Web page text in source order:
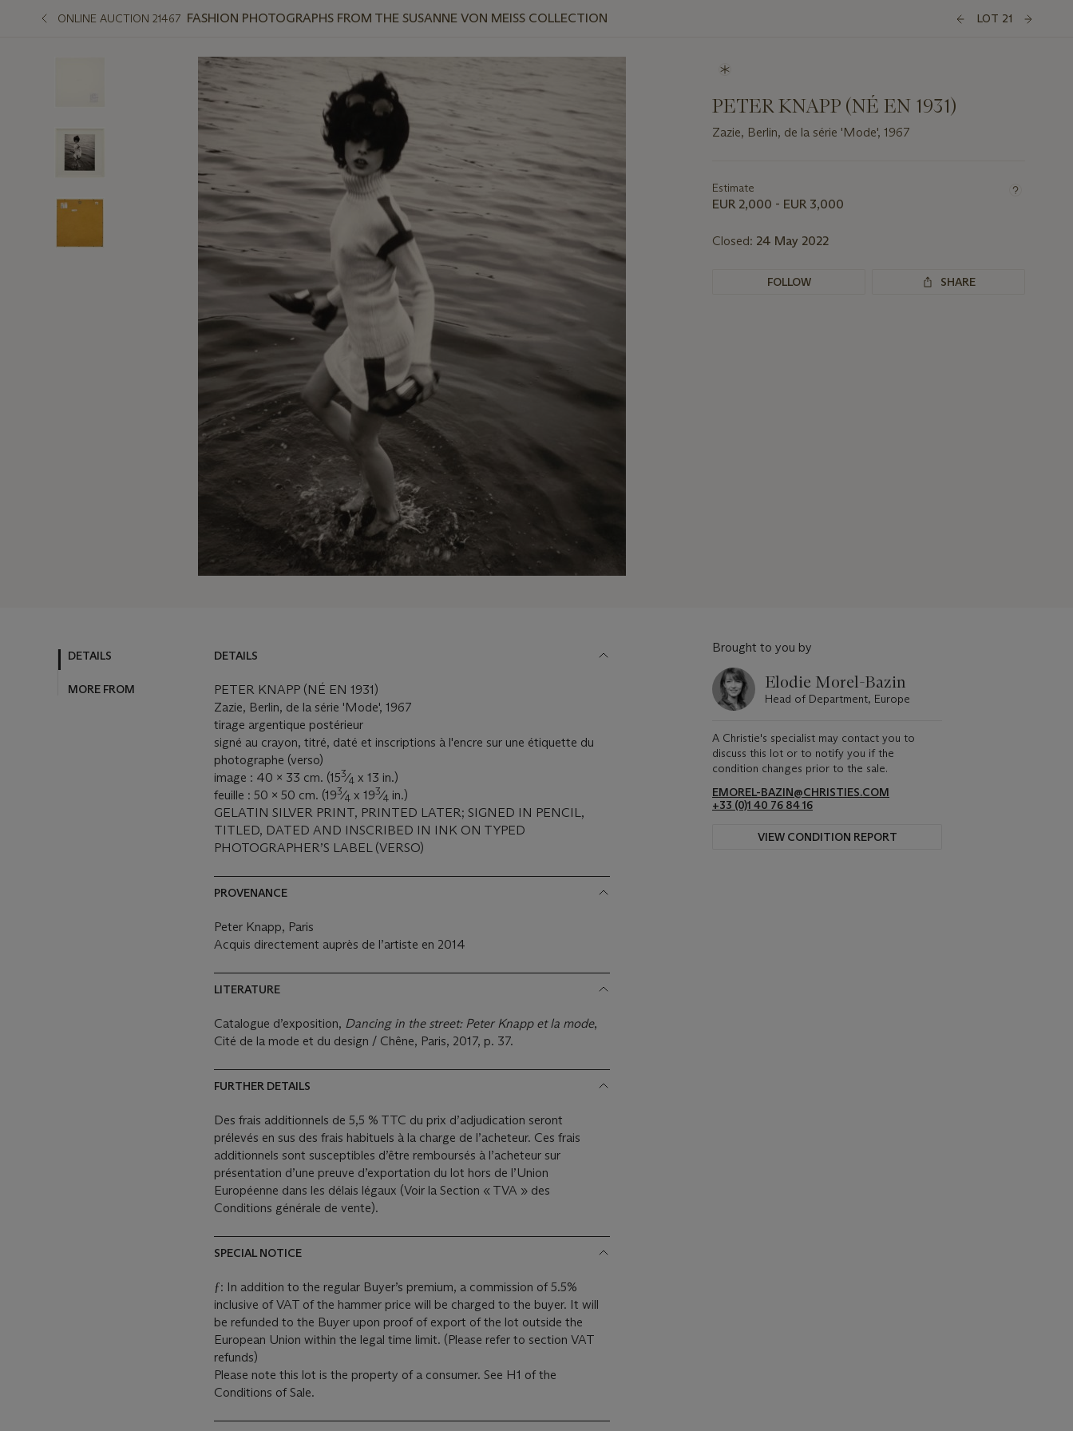
ONLINE AUCTION 21467 FASHION PHOTOGRAPHS FROM THE SUSANNE VON MEISS COLLECTION LOT 21
PETER KNAPP (NÉ EN 1931)
Zazie, Berlin, de la série 'Mode', 1967
about
this
Estimate
EUR 2,000 - EUR 3,000
Closed: 24 May 2022
FOLLOW SHARE
DETAILS
MORE FROM
DETAILS
PETER KNAPP (NÉ EN 1931)
Zazie, Berlin, de la série 'Mode', 1967
tirage argentique postérieur
signé au crayon, titré, daté et inscriptions à l'encre sur une étiquette du
photographe (verso)
image : 40 x 33 cm. (153⁄4 x 13 in.)
feuille : 50 x 50 cm. (193⁄4 x 193⁄4 in.)
GELATIN SILVER PRINT, PRINTED LATER; SIGNED IN PENCIL,
TITLED, DATED AND INSCRIBED IN INK ON TYPED
PHOTOGRAPHER’S LABEL (VERSO)
PROVENANCE
Peter Knapp, Paris
Acquis directement auprès de l’artiste en 2014
LITERATURE
Catalogue d’exposition, Dancing in the street: Peter Knapp et la mode,
Cité de la mode et du design / Chêne, Paris, 2017, p. 37.
FURTHER DETAILS
Des frais additionnels de 5,5 % TTC du prix d’adjudication seront
prélevés en sus des frais habituels à la charge de l’acheteur. Ces frais
additionnels sont susceptibles d’être remboursés à l’acheteur sur
présentation d’une preuve d’exportation du lot hors de l’Union
Européenne dans les délais légaux (Voir la Section « TVA » des
Conditions générale de vente).
SPECIAL NOTICE
ƒ: In addition to the regular Buyer’s premium, a commission of 5.5%
inclusive of VAT of the hammer price will be charged to the buyer. It will
be refunded to the Buyer upon proof of export of the lot outside the
European Union within the legal time limit. (Please refer to section VAT
refunds)
Please note this lot is the property of a consumer. See H1 of the
Conditions of Sale.
Brought to you by
Elodie Morel-Bazin
Head of Department, Europe
A Christie's specialist may contact you to
discuss this lot or to notify you if the
condition changes prior to the sale.
EMOREL-BAZIN@CHRISTIES.COM
+33 (0)1 40 76 84 16
VIEW CONDITION REPORT